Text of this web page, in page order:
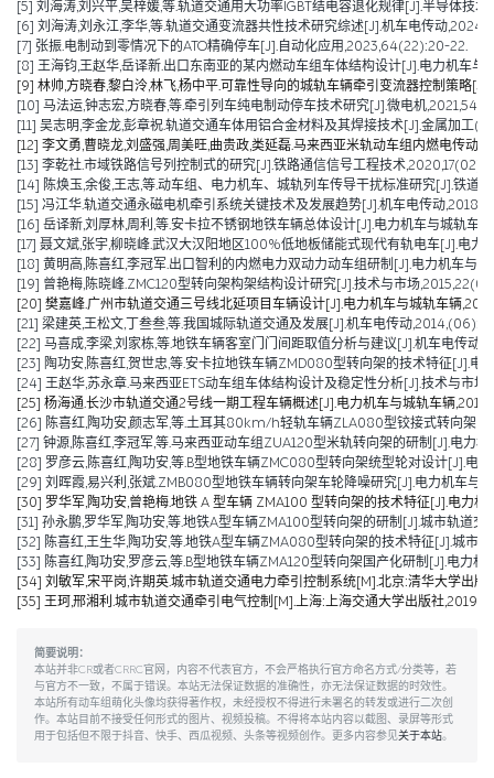
[5] 刘海涛,刘兴平,吴梓媛,等.轨道交通用大功率IGBT结电容退化规律[J].半导体技
[6] 刘海涛,刘永江,李华,等.轨道交通变流器共性技术研究综述[J].机车电传动
[7] 张振.电制动到零情况下的ATO精确停车[J].自动化应用,2023,64(22):20-22.
[8] 王海钧,王赵华,岳译新.出口东南亚的某内燃动车组车体结构设计[J].电力机车
[9] 林帅,方晓春,黎白泠,林飞,杨中平.可靠性导向的城轨车辆牵引变流器控制策略
[10] 马法运,钟志宏,方晓春,等.牵引列车纯电制动停车技术研究[J].微电机
[11] 吴志明,李金龙,彭章祝.轨道交通车体用铝合金材料及其焊接技术[J].金属加工(
[12] 李文勇,曹晓龙,刘盛强,周美旺,曲贵政,类延磊.马来西亚米轨动车组内燃电传
[13] 李乾社.市域铁路信号列控制式的研究[J].铁路通信信号工程技术
[14] 陈焕玉,余俊,王志,等.动车组、电力机车、城轨列车传导干扰标准研究[J].铁道
[15] 冯江华.轨道交通永磁电机牵引系统关键技术及发展趋势[J].机车电传动
[16] 岳译新,刘厚林,周利,等.安卡拉不锈钢地铁车辆总体设计[J].电力机车与城轨车
[17] 聂文斌,张宇,柳晓峰.武汉大汉阳地区100%低地板储能式现代有轨电车[J].电
[18] 黄明高,陈喜红,李冠军.出口智利的内燃电力双动力动车组研制[J].电力机车与
[19] 曾艳梅,陈晓峰.ZMC120型转向架构架结构设计研究[J].技术与市场
[20] 樊嘉峰.广州市轨道交通三号线北延项目车辆设计[J].电力机车与城轨车辆
[21] 梁建英,王松文,丁叁叁,等.我国城际轨道交通及发展[J].机车电传动
[22] 马喜成,李梁,刘家栋,等.地铁车辆客室门门间距取值分析与建议[J].机车电传动
[23] 陶功安,陈喜红,贺世忠,等.安卡拉地铁车辆ZMD080型转向架的技术特征[J].电
[24] 王赵华,苏永章.马来西亚ETS动车组车体结构设计及稳定性分析[J].技术与市
[25] 杨海通.长沙市轨道交通2号线一期工程车辆概述[J].电力机车与城轨车辆
[26] 陈喜红,陶功安,颜志军,等.土耳其80km/h轻轨车辆ZLA080型铰接式转向架
[27] 钟源,陈喜红,李冠军,等.马来西亚动车组ZUA120型米轨转向架的研制[J].电力
[28] 罗彦云,陈喜红,陶功安,等.B型地铁车辆ZMC080型转向架统型轮对设计[J].电
[29] 刘晖霞,易兴利,张斌.ZMB080型地铁车辆转向架车轮降噪研究[J].电力机车与
[30] 罗华军,陶功安,曾艳梅.地铁 A 型车辆 ZMA100 型转向架的技术特征[J].电力
[31] 孙永鹏,罗华军,陶功安,等.地铁A型车辆ZMA100型转向架的研制[J].城市轨道
[32] 陈喜红,王生华,陶功安,等.地铁A型车辆ZMA080型转向架的技术特征[J].城市
[33] 陈喜红,陶功安,罗彦云,等.B型地铁车辆ZMA120型转向架国产化研制[J].电力
[34] 刘敏军,宋平岗,许期英.城市轨道交通电力牵引控制系统[M].北京:清华大学出版
[35] 王珂,邢湘利.城市轨道交通牵引电气控制[M].上海:上海交通大学出版社,2019.
简要说明：
本站并非CR或者CRRC官网，内容不代表官方，不会严格执行官方命名方式/分类等，若
与官方不一致，不属于错误。本站无法保证数据的准确性，亦无法保证数据的时效性。
本站所有动车组萌化头像均获得著作权，未经授权不得进行未署名的转发或进行二次创
作。本站目前不接受任何形式的图片、视频投稿。不得将本站内容以截图、录屏等形式
用于包括但不限于抖音、快手、西瓜视频、头条等视频创作。更多内容参见关于本站。